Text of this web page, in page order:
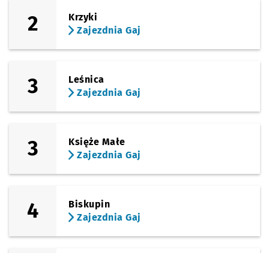
2
Krzyki
Zajezdnia Gaj
3
Leśnica
Zajezdnia Gaj
3
Księże Małe
Zajezdnia Gaj
4
Biskupin
Zajezdnia Gaj